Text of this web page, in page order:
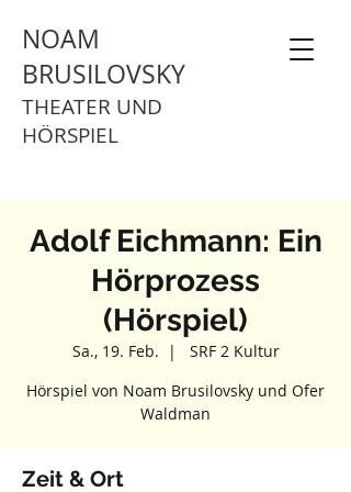
NOAM
BRUSILOVSKY
THEATER UND
HÖRSPIEL
Adolf Eichmann: Ein
Hörprozess
(Hörspiel)
Sa., 19. Feb.
  |
SRF 2 Kultur
Hörspiel von Noam Brusilovsky und Ofer
Waldman
Zeit & Ort